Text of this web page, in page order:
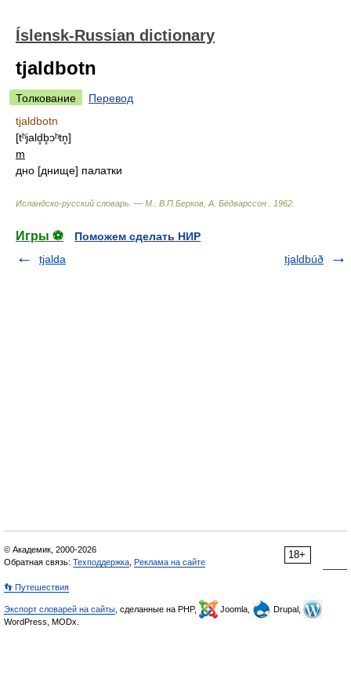
Íslensk-Russian dictionary
tjaldbotn
Толкование
Перевод
tjaldbotn
[tʰjald̥b̥ɔʰtn̥]
m
дно [днище] палатки
Исландско-русский словарь. — М. В.П.Берков, А. Бёдварссон 1962
Игры ⚽
Поможем сделать НИР
tjalda
tjaldbúð
18+
© Академик, 2000-2026
Обратная связь: Техподдержка Реклама на сайте
👣 Путешествия
Экспорт словарей на сайты , сделанные на PHP, Joomla,
Drupal,
WordPress, MODx.